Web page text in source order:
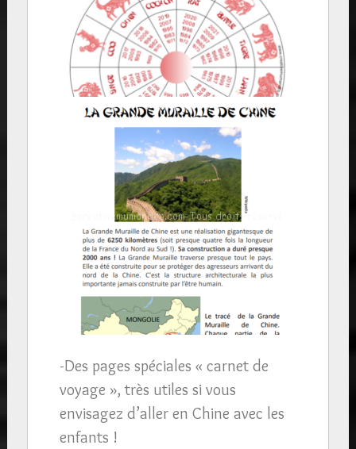
-Des pages spéciales « carnet de
voyage », très utiles si vous
envisagez d’aller en Chine avec les
enfants !